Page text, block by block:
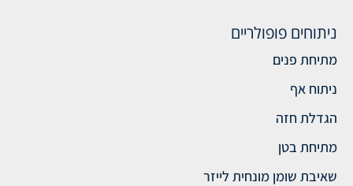
ניתוחים פופולריים
מתיחת פנים
ניתוח אף
הגדלת חזה
מתיחת בטן
שאיבת שומן מונחית לייזר